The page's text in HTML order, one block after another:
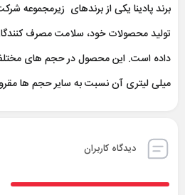
برند پادینا یکی از برندهای زیرمجموعه
تولید محصولات خود، سلامت مصرف
میلی لیتری آن نسبت به سایر حجم ها
دیدگاه کاربران